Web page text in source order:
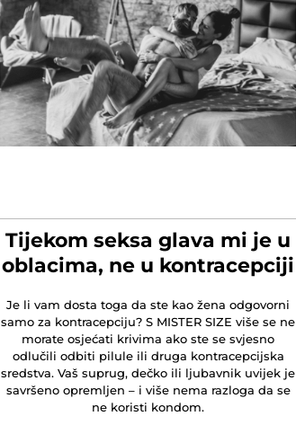
Tijekom seksa glava mi je u
oblacima, ne u kontracepciji
Je li vam dosta toga da ste kao žena odgovorni
samo za kontracepciju? S MISTER SIZE više se ne
morate osjećati krivima ako ste se svjesno
odlučili odbiti pilule ili druga kontracepcijska
sredstva. Vaš suprug, dečko ili ljubavnik uvijek je
savršeno opremljen – i više nema razloga da se
ne koristi kondom.